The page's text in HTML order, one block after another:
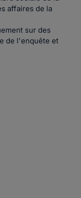
affaires de la
sur des
de l'enquête et